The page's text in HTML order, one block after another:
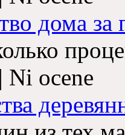
дома за
Ni ocene